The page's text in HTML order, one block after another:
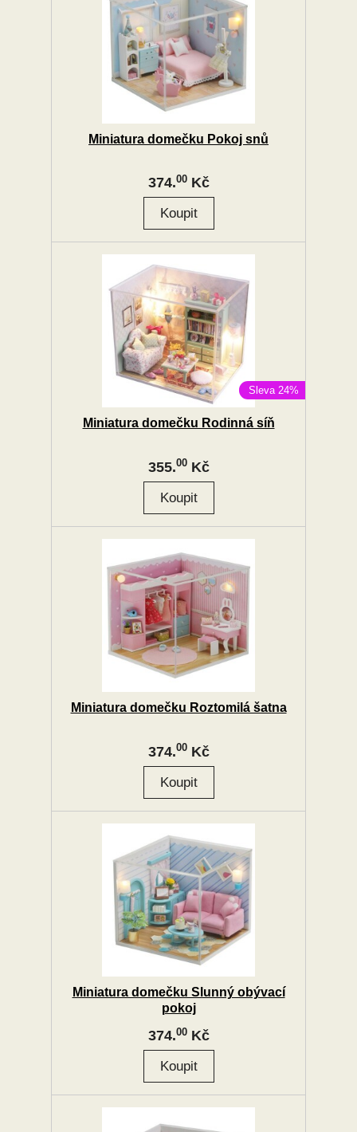
Miniatura domečku Pokoj snů
374.00Kč
Sleva 24%
Miniatura domečku Rodinná síň
355.00Kč
Miniatura domečku Roztomilá šatna
374.00Kč
Miniatura domečku Slunný obývací
pokoj
374.00Kč